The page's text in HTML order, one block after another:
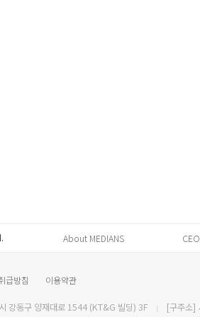
About MEDIANS
급방침 이용약관
강동구 양재대로 1544 (KT&G 빌딩) 3F
[구주소]